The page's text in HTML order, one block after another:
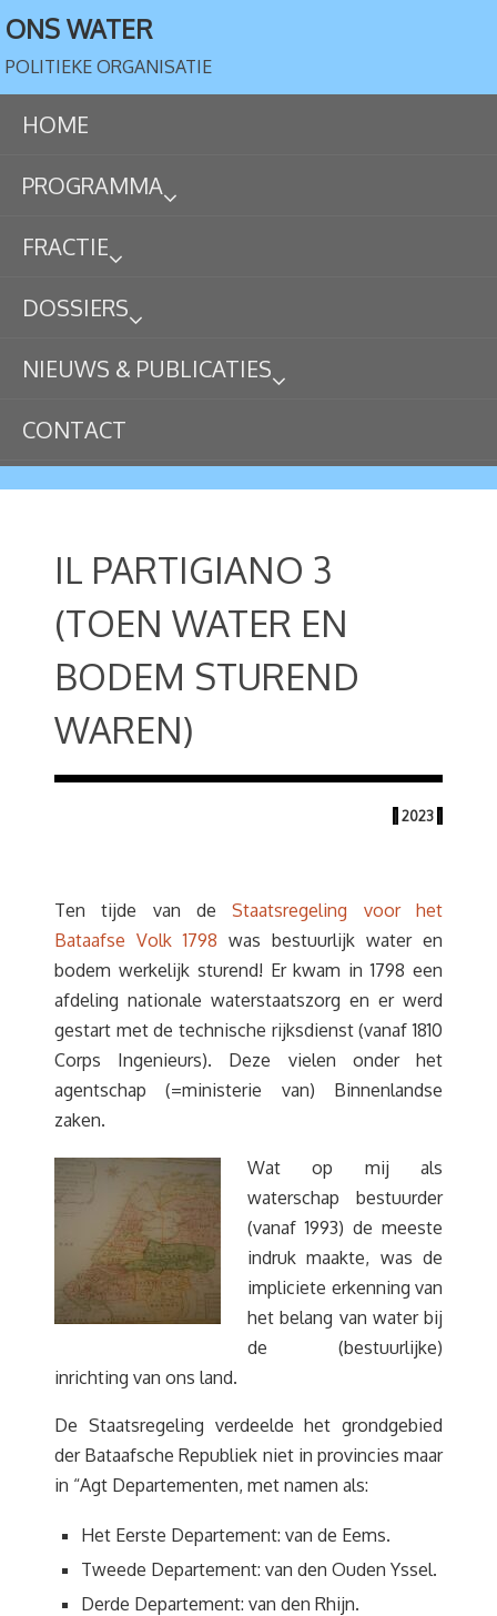
ONS WATER
POLITIEKE ORGANISATIE
HOME
PROGRAMMA
FRACTIE
DOSSIERS
NIEUWS & PUBLICATIES
CONTACT
IL PARTIGIANO 3
(TOEN WATER EN
BODEM STUREND
WAREN)
| 2023 |
Ten tijde van deStaatsregeling voor het
Bataafse Volk 1798 was bestuurlijk water en
bodem werkelijk sturend! Er kwam in 1798 een
afdeling nationale waterstaatszorg en er werd
gestart met de technische rijksdienst (vanaf 1810
Corps Ingenieurs). Deze vielen onder het
agentschap (=ministerie van) Binnenlandse
zaken.
Wat op mij als
waterschap bestuurder
(vanaf 1993) de meeste
indruk maakte, was de
impliciete erkenning van
het belang van water bij
de (bestuurlijke)
inrichting van ons land.
De Staatsregeling verdeelde het grondgebied
der Bataafsche Republiek niet in provincies maar
in “Agt Departementen, met namen als:
Het Eerste Departement: van de Eems.
Tweede Departement: van den Ouden Yssel.
Derde Departement: van den Rhijn.